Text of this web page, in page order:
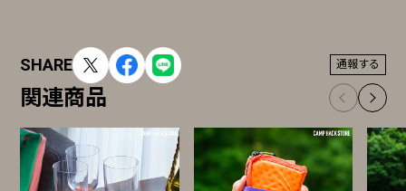
SHARE 通報する
関連商品